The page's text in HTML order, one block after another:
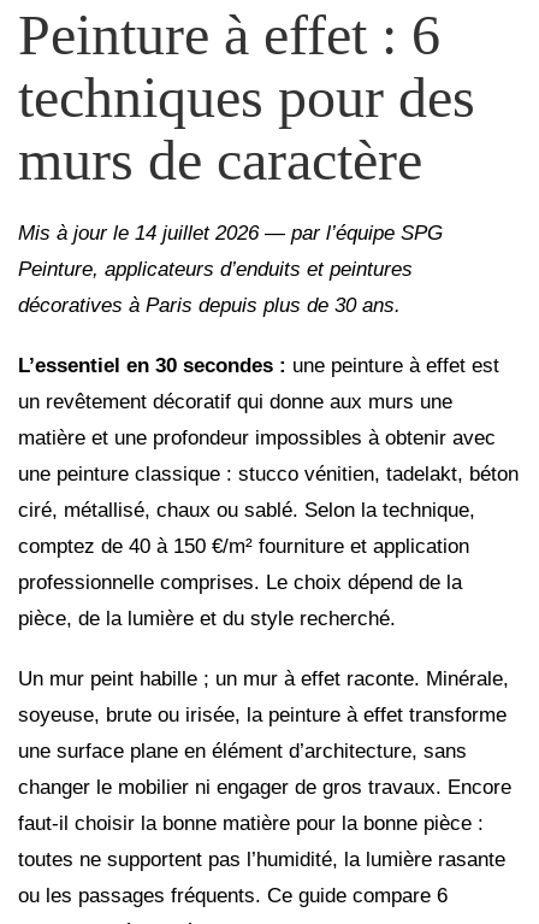
Peinture à effet : 6
techniques pour des
murs de caractère
Mis à jour le 14 juillet 2026 — par l’équipe SPG
Peinture, applicateurs d’enduits et peintures
décoratives à Paris depuis plus de 30 ans.
L’essentiel en 30 secondes : une peinture à effet est
un revêtement décoratif qui donne aux murs une
matière et une profondeur impossibles à obtenir avec
une peinture classique : stucco vénitien, tadelakt, béton
ciré, métallisé, chaux ou sablé. Selon la technique,
comptez de 40 à 150 €/m² fourniture et application
professionnelle comprises. Le choix dépend de la
pièce, de la lumière et du style recherché.
Un mur peint habille ; un mur à effet raconte. Minérale,
soyeuse, brute ou irisée, la peinture à effet transforme
une surface plane en élément d’architecture, sans
changer le mobilier ni engager de gros travaux. Encore
faut-il choisir la bonne matière pour la bonne pièce :
toutes ne supportent pas l’humidité, la lumière rasante
ou les passages fréquents. Ce guide compare 6